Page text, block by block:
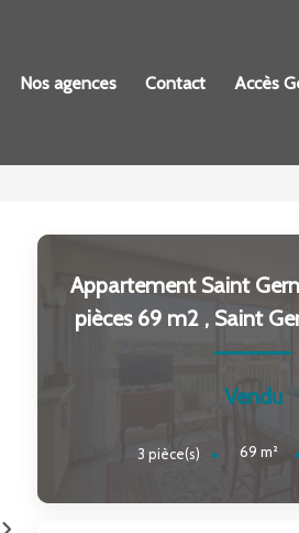
Nos agences Contact Accès
Appartement Saint
pièces 69 m2 , Saint
Vendu
3 pièce(s) 69 m²